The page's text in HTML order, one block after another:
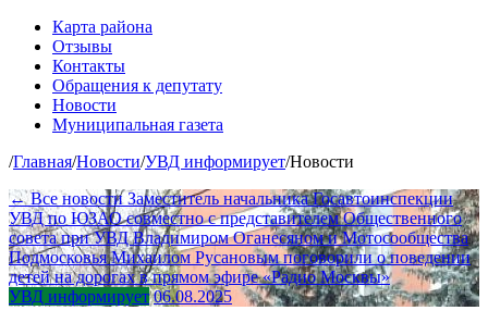
Карта района
Отзывы
Контакты
Обращения к депутату
Новости
Муниципальная газета
/Главная/Новости/УВД информирует/Новости
← Все новостиЗаместитель начальника Госавтоинспекции
УВД по ЮЗАО совместно с представителем Общественного
совета при УВД Владимиром Оганесяном и Мотосообщества
Подмосковья Михаилом Русановым поговорили о поведении
детей на дорогах в прямом эфире «Радио Москвы»
УВД информирует 06.08.2025